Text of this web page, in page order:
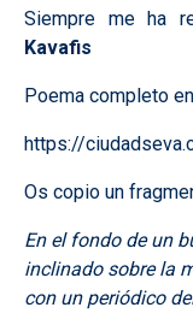
Siempre me ha
Kavafis
Poema completo
https://
Os copio un
En el fondo de un
inclinado sobre la
con un periódico